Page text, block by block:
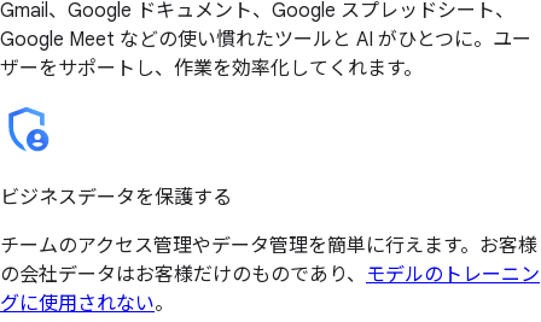
Gmail、Google ドキュメント、Google スプレッドシート、
Google Meet などの使い慣れたツールと AI がひとつに。ユー
ザーをサポートし、作業を効率化してくれます。
ビジネスデータを保護する
チームのアクセス管理やデータ管理を簡単に行えます。お客様
の会社データはお客様だけのものであり、 モデルのトレーニン
グに使用されない。